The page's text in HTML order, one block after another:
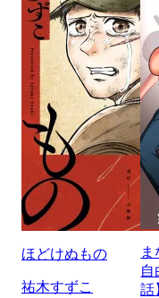
ほどけぬもの
祐木すずこ
自
話